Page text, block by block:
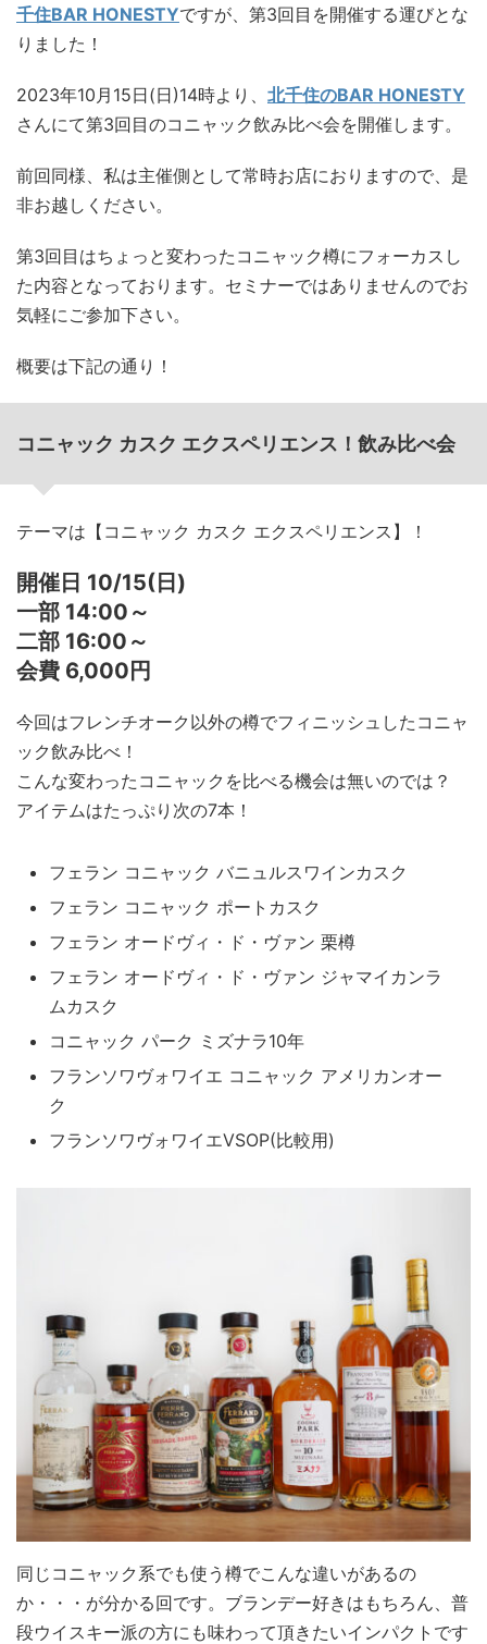
千住BAR HONESTYですが、第3回目を開催する運びとな
りました！
2023年10月15日(日)14時より、 北千住のBAR HONESTY
さんにて第3回目のコニャック飲み比べ会を開催します。
前回同様、私は主催側として常時お店におりますので、是
非お越しください。
第3回目はちょっと変わったコニャック樽にフォーカスし
た内容となっております。セミナーではありませんのでお
気軽にご参加下さい。
概要は下記の通り！
コニャック カスク エクスペリエンス！飲み比べ会
テーマは【コニャック カスク エクスペリエンス】！
開催日 10/15(日)
一部 14:00～
二部 16:00～
会費 6,000円
今回はフレンチオーク以外の樽でフィニッシュしたコニャ
ック飲み比べ！
こんな変わったコニャックを比べる機会は無いのでは？
アイテムはたっぷり次の7本！
フェラン コニャック バニュルスワインカスク
フェラン コニャック ポートカスク
フェラン オードヴィ・ド・ヴァン 栗樽
フェラン オードヴィ・ド・ヴァン ジャマイカンラ
ムカスク
コニャック パーク ミズナラ10年
フランソワヴォワイエ コニャック アメリカンオー
ク
フランソワヴォワイエVSOP(比較用)
同じコニャック系でも使う樽でこんな違いがあるの
か・・・が分かる回です。ブランデー好きはもちろん、普
段ウイスキー派の方にも味わって頂きたいインパクトです